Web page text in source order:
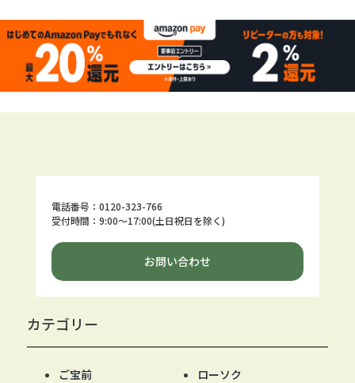
電話番号：0120-323-766
受付時間：9:00～17:00(土日祝日を除く)
お問い合わせ
カテゴリー
ご宝前
ローソク